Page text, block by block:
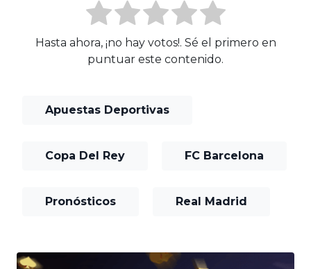
Hasta ahora, ¡no hay votos!. Sé el primero en
puntuar este contenido.
Apuestas Deportivas
Copa Del Rey FC Barcelona
Pronósticos Real Madrid